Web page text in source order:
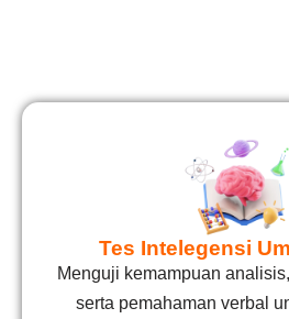
Tes Intelegensi
Menguji kemampuan
serta pemahaman verbal